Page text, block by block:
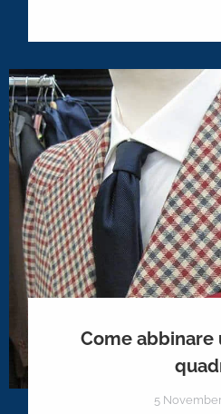
Come abbinare
5